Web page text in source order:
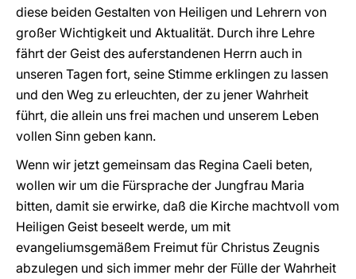
diese beiden Gestalten von Heiligen und Lehrern von
großer Wichtigkeit und Aktualität. Durch ihre Lehre
fährt der Geist des auferstandenen Herrn auch in
unseren Tagen fort, seine Stimme erklingen zu lassen
und den Weg zu erleuchten, der zu jener Wahrheit
führt, die allein uns frei machen und unserem Leben
vollen Sinn geben kann.
Wenn wir jetzt gemeinsam das Regina Caeli beten,
wollen wir um die Fürsprache der Jungfrau Maria
bitten, damit sie erwirke, daß die Kirche machtvoll vom
Heiligen Geist beseelt werde, um mit
evangeliumsgemäßem Freimut für Christus Zeugnis
abzulegen und sich immer mehr der Fülle der Wahrheit